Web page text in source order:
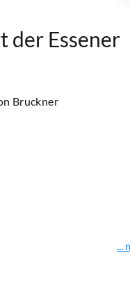
der Essener
Bruckner
...